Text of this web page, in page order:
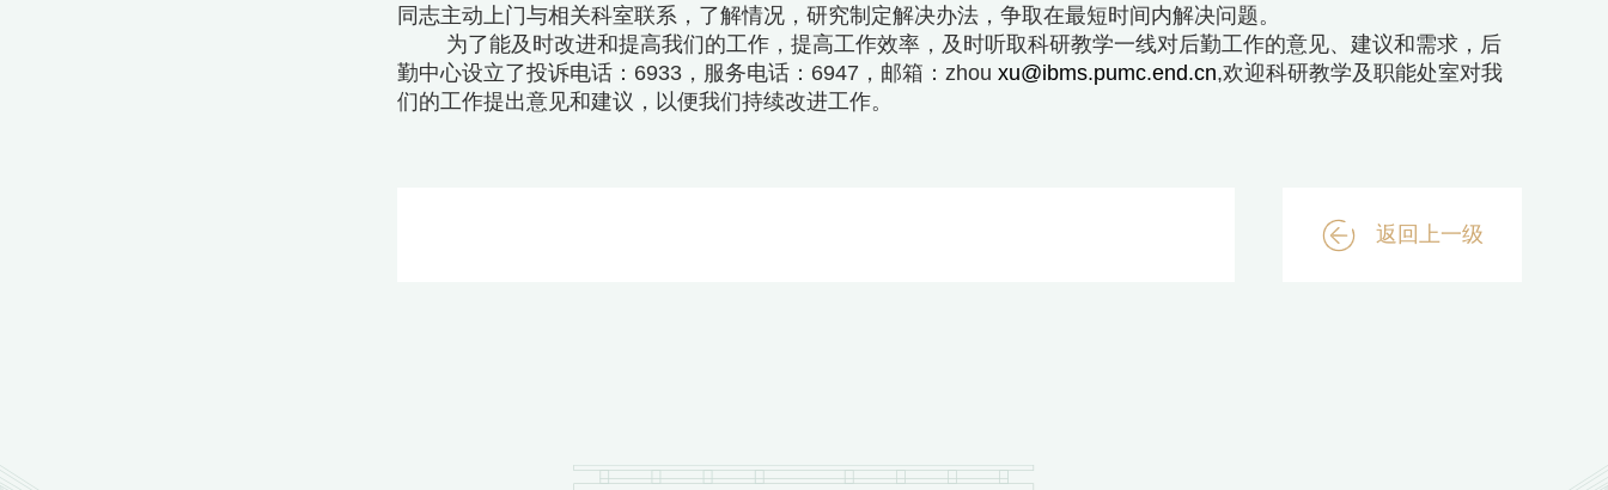
同志主动上门与相关科室联系，了解情况，研究制定解决办法，争取在最短时间内解决问题。
为了能及时改进和提高我们的工作，提高工作效率，及时听取科研教学一线对后勤工作的意见、建议和需求，后
勤中心设立了投诉电话：6933，服务电话：6947，邮箱：zhou xu@ibms.pumc.end.cn,欢迎科研教学及职能处室对我
们的工作提出意见和建议，以便我们持续改进工作。
返回上一级